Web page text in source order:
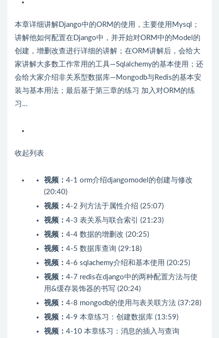
本章详细讲解Django中的ORM的使用，主要使用Mysql；
讲解他如何配置在Django中，并开始对ORM中的Model的
创建，增删改查进行详细的讲解；在ORM讲解后，会给大
家讲解大多数工作常用的工具—Sqlalchemy的基本使用；还
会给大家介绍非关系型数据库—Mongodb与Redis的基本安
装与基本用法；最后基于第三章的练习 加入对ORM的练
习…
收起列表
视频： 4-1 orm介绍djangomodel的创建与修改
(20:40)
视频： 4-2 列方法于属性介绍 (25:07)
视频： 4-3 表关系与联合索引 (21:23)
视频： 4-4 数据的增删改 (20:25)
视频： 4-5 数据库查询 (29:18)
视频： 4-6 sqlachemy介绍和基本使用 (20:25)
视频： 4-7 redis在django中的两种配置方法与使
用&缓存装饰器的书写 (20:24)
视频： 4-8 mongodb的使用与表关联方法 (37:28)
视频： 4-9 本章练习：创建数据库 (13:59)
视频： 4-10 本章练习：消息的插入与查询